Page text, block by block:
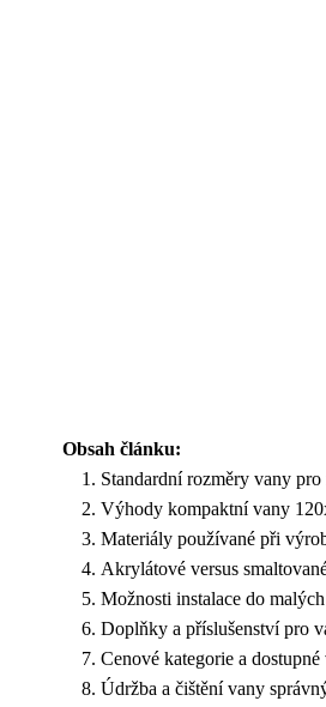
Obsah článku:
Standardní rozměry vany
Výhody kompaktní vany
Materiály používané při
Akrylátové versus
Možnosti instalace do
Doplňky a příslušenství pro
Cenové kategorie a
Údržba a čištění vany